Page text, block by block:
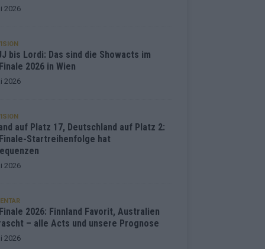
2026
bis Lordi: Das sind die Showacts im
2026 in Wien
2026
auf Platz 17, Deutschland auf Platz 2:
Startreihenfolge hat
2026
2026: Finnland Favorit, Australien
– alle Acts und unsere Prognose
2026